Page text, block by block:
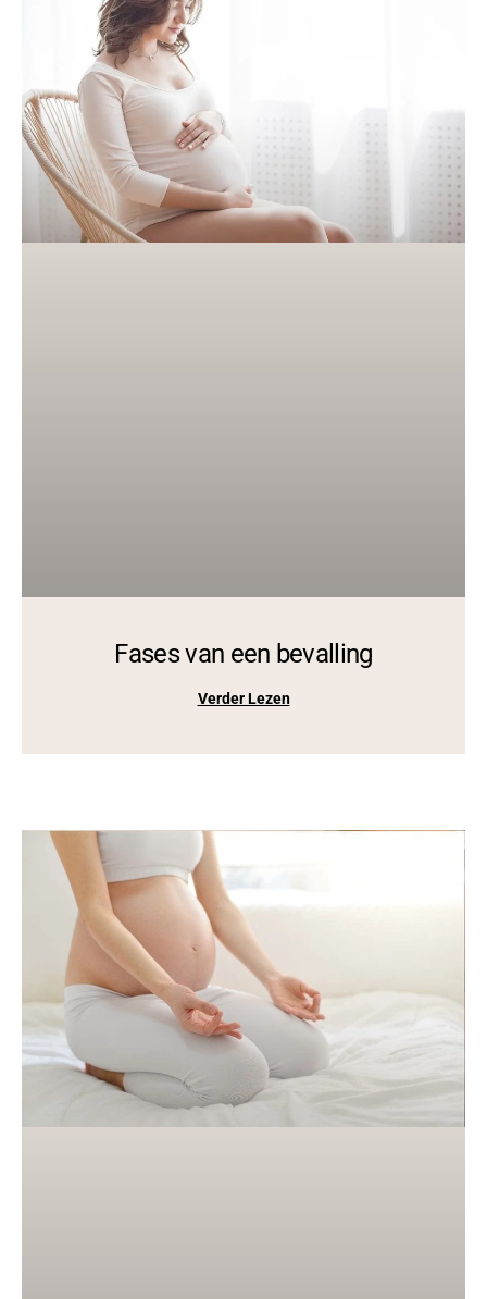
Fases van een bevalling
Verder Lezen